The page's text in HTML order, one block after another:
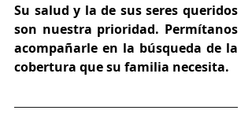
Su salud y la de sus seres queridos
son nuestra prioridad. Permítanos
acompañarle en la búsqueda de la
cobertura que su familia necesita.